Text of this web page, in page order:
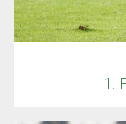
1.